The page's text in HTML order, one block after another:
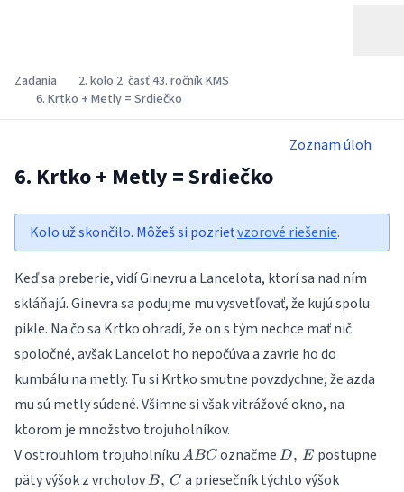
Zadania
2. kolo 2. časť 43. ročník KMS
6. Krtko + Metly = Srdiečko
Zoznam úloh
6. Krtko + Metly = Srdiečko
Kolo už skončilo. Môžeš si pozrieťvzorové riešenie.
Keď sa preberie, vidí Ginevru a Lancelota, ktorí sa nad ním
skláňajú. Ginevra sa podujme mu vysvetľovať, že kujú spolu
pikle. Na čo sa Krtko ohradí, že on s tým nechce mať nič
spoločné, avšak Lancelot ho nepočúva a zavrie ho do
kumbálu na metly. Tu si Krtko smutne povzdychne, že azda
mu sú metly súdené. Všimne si však vitrážové okno, na
ktorom je množstvo trojuholníkov.
V ostrouhlom trojuholníku ABC
ABC označmeD,\,
D, E postupne
päty výšok z vrcholov B,\,
B, C a priesečník týchto výšok